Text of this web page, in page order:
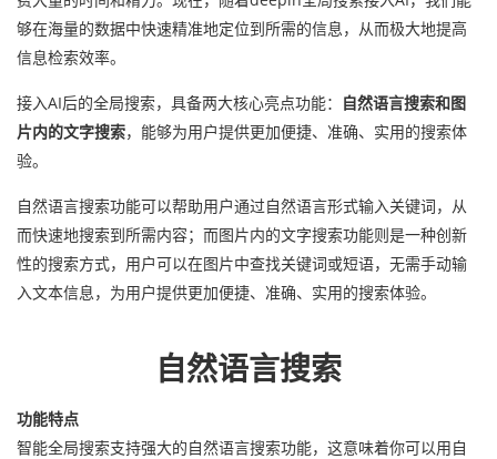
够在海量的数据中快速精准地定位到所需的信息，从而极大地提高
信息检索效率。
接入AI后的全局搜索，具备两大核心亮点功能： 自然语言搜索和图
片内的文字搜索，能够为用户提供更加便捷、准确、实用的搜索体
验。
自然语言搜索功能可以帮助用户通过自然语言形式输入关键词，从
而快速地搜索到所需内容；而图片内的文字搜索功能则是一种创新
性的搜索方式，用户可以在图片中查找关键词或短语，无需手动输
入文本信息，为用户提供更加便捷、准确、实用的搜索体验。
自然语言搜索
功能特点
智能全局搜索支持强大的自然语言搜索功能，这意味着你可以用自